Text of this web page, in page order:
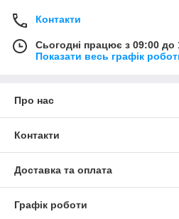
Контакти
Сьогодні працює з 09:00 до
Показати весь графік
Про нас
Контакти
Доставка та оплата
Графік роботи